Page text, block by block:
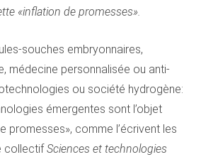
«inflation de promesses».
souches embryonnaires,
médecine personnalisée ou anti-
ou société hydrogène:
émergentes sont l’objet
promesses», comme l’écrivent les
collectif Sciences et technologies